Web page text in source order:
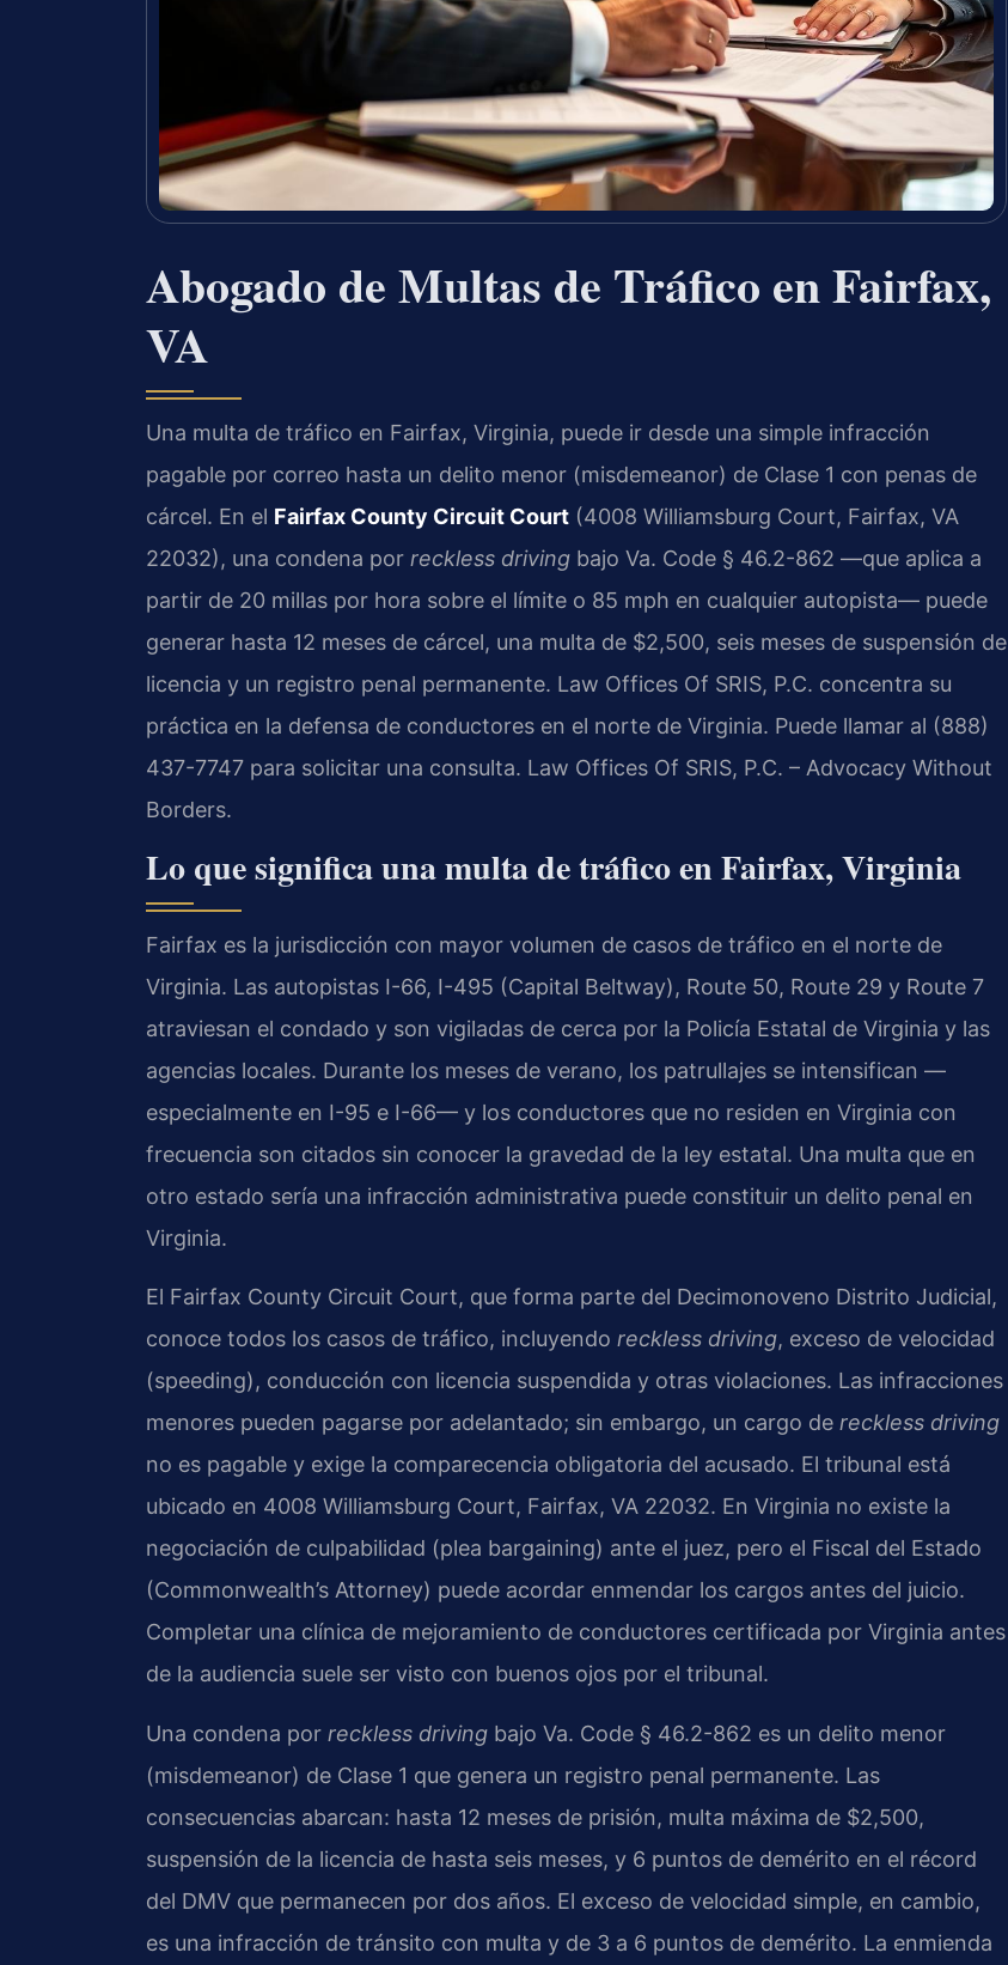
Abogado de Multas de Tráfico en Fairfax,
VA
Una multa de tráfico en Fairfax, Virginia, puede ir desde una simple infracción
pagable por correo hasta un delito menor (misdemeanor) de Clase 1 con penas de
cárcel. En el Fairfax County Circuit Court (4008 Williamsburg Court, Fairfax, VA
22032), una condena por reckless driving bajo Va. Code § 46.2-862 —que aplica a
partir de 20 millas por hora sobre el límite o 85 mph en cualquier autopista— puede
generar hasta 12 meses de cárcel, una multa de $2,500, seis meses de suspensión de
licencia y un registro penal permanente. Law Offices Of SRIS, P.C. concentra su
práctica en la defensa de conductores en el norte de Virginia. Puede llamar al (888)
437-7747 para solicitar una consulta. Law Offices Of SRIS, P.C. – Advocacy Without
Borders.
Lo que significa una multa de tráfico en Fairfax, Virginia
Fairfax es la jurisdicción con mayor volumen de casos de tráfico en el norte de
Virginia. Las autopistas I-66, I-495 (Capital Beltway), Route 50, Route 29 y Route 7
atraviesan el condado y son vigiladas de cerca por la Policía Estatal de Virginia y las
agencias locales. Durante los meses de verano, los patrullajes se intensifican —
especialmente en I-95 e I-66— y los conductores que no residen en Virginia con
frecuencia son citados sin conocer la gravedad de la ley estatal. Una multa que en
otro estado sería una infracción administrativa puede constituir un delito penal en
Virginia.
El Fairfax County Circuit Court, que forma parte del Decimonoveno Distrito Judicial,
conoce todos los casos de tráfico, incluyendo reckless driving, exceso de velocidad
(speeding), conducción con licencia suspendida y otras violaciones. Las infracciones
menores pueden pagarse por adelantado; sin embargo, un cargo de reckless driving
no es pagable y exige la comparecencia obligatoria del acusado. El tribunal está
ubicado en 4008 Williamsburg Court, Fairfax, VA 22032. En Virginia no existe la
negociación de culpabilidad (plea bargaining) ante el juez, pero el Fiscal del Estado
(Commonwealth’s Attorney) puede acordar enmendar los cargos antes del juicio.
Completar una clínica de mejoramiento de conductores certificada por Virginia antes
de la audiencia suele ser visto con buenos ojos por el tribunal.
Una condena por reckless driving bajo Va. Code § 46.2-862 es un delito menor
(misdemeanor) de Clase 1 que genera un registro penal permanente. Las
consecuencias abarcan: hasta 12 meses de prisión, multa máxima de $2,500,
suspensión de la licencia de hasta seis meses, y 6 puntos de demérito en el récord
del DMV que permanecen por dos años. El exceso de velocidad simple, en cambio,
es una infracción de tránsito con multa y de 3 a 6 puntos de demérito. La enmienda